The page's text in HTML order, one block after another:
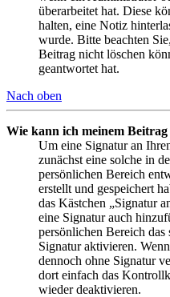
überarbeitet hat. Diese
halten, eine Notiz
wurde. Bitte beachten
Beitrag nicht löschen
geantwortet hat.
Nach oben
Wie kann ich meinem
Um eine Signatur an
zunächst eine solche in
persönlichen Bereich
erstellt und gespeichert
das Kästchen „Signatur
eine Signatur auch
persönlichen Bereich
Signatur aktivieren.
dennoch ohne Signatur
dort einfach das
wieder deaktivieren.